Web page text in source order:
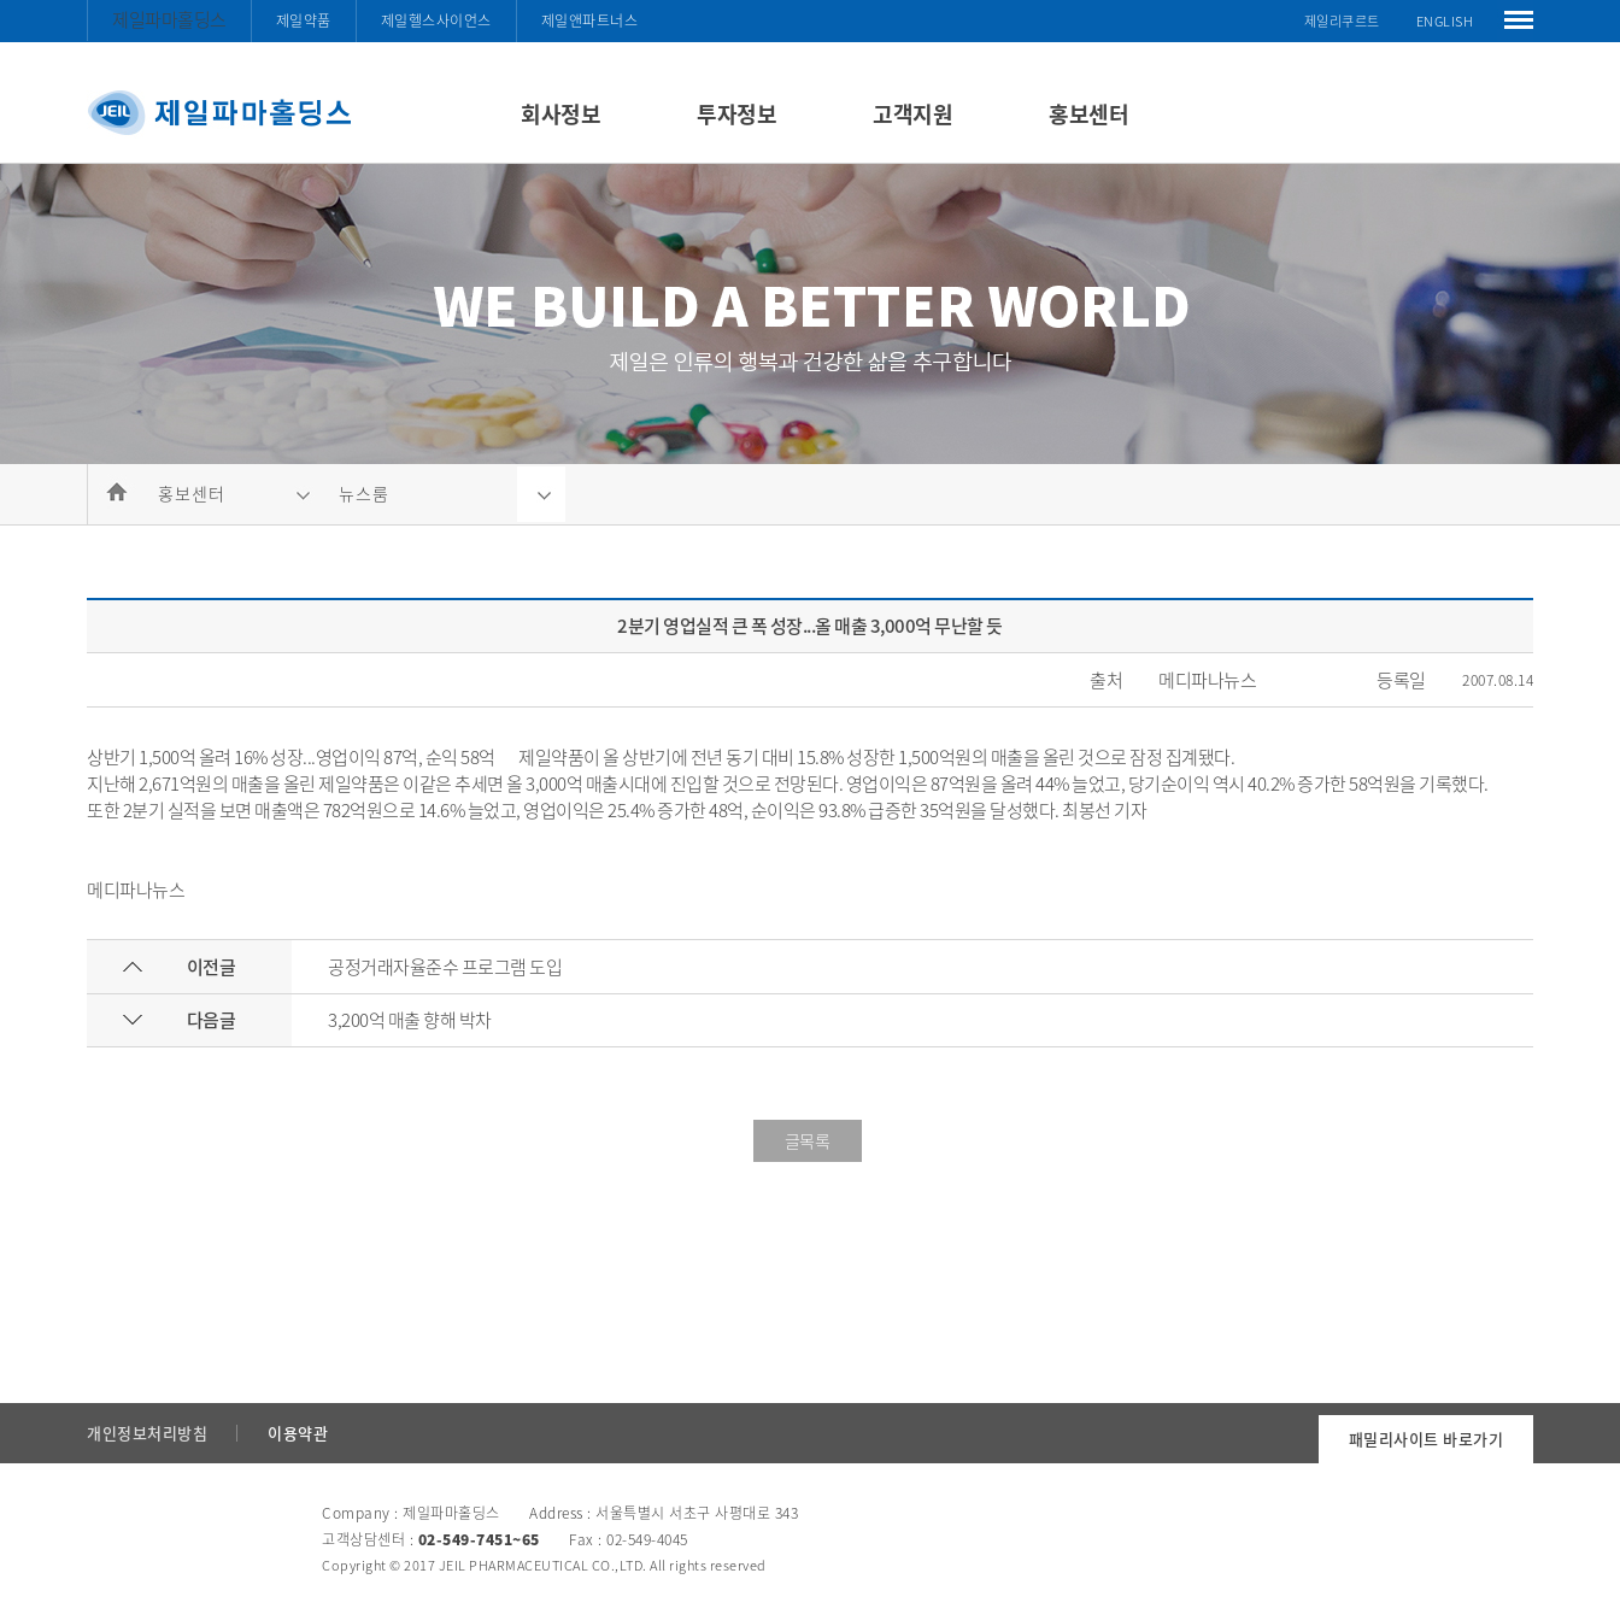
제일파마홀딩스 제일약품 제일헬스사이언스 제일앤파트너스 제일리쿠르트 ENGLISH
회사정보 투자정보 고객지원 홍보센터
홍보센터 뉴스룸
2분기 영업실적 큰 폭 성장...올 매출 3,000억 무난할 듯
출처 메디파나뉴스 등록일 2007.08.14
상반기 1,500억 올려 16% 성장...영업이익 87억, 순익 58억 제일약품이 올 상반기에 전년 동기 대비 15.8% 성장한 1,500억원의 매출을 올린 것으로 잠정 집계됐다.
지난해 2,671억원의 매출을 올린 제일약품은 이같은 추세면 올 3,000억 매출시대에 진입할 것으로 전망된다. 영업이익은 87억원을 올려 44% 늘었고, 당기순이익 역시 40.2% 증가한 58억원을 기록했다.
또한 2분기 실적을 보면 매출액은 782억원으로 14.6% 늘었고, 영업이익은 25.4% 증가한 48억, 순이익은 93.8% 급증한 35억원을 달성했다. 최봉선 기자
메디파나뉴스
이전글
공정거래자율준수 프로그램 도입
다음글
3,200억 매출 향해 박차
글목록
개인정보처리방침 이용약관 패밀리사이트 바로가기
Company : 제일파마홀딩스 Address : 서울특별시 서초구 사평대로 343
고객상담센터 : 02-549-7451~65 Fax : 02-549-4045
Copyright © 2017 JEIL PHARMACEUTICAL CO.,LTD. All rights reserved